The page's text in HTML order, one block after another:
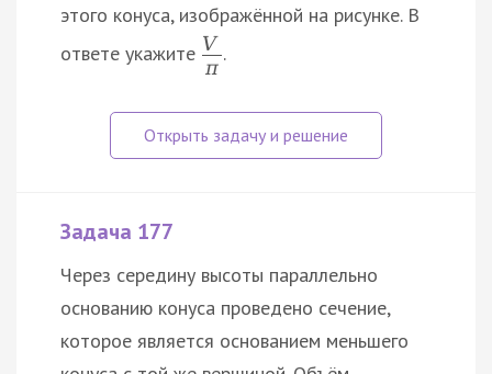
этого конуса, изображённой на рисунке. В
ответе укажите V
π
.
Задача 177
Через середину высоты параллельно
основанию конуса проведено сечение,
которое является основанием меньшего